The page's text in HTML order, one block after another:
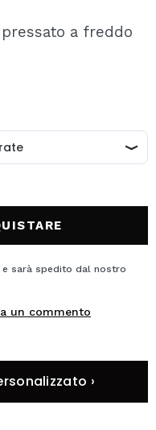
potrai fare i tuoi
stato dei tuoi ordini e
a freddo
e sarà spedito dal nostro
un commento
›